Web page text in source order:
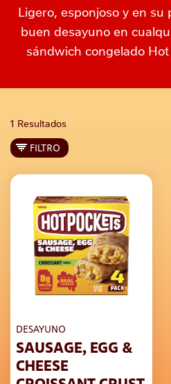
Ligero, esponjoso y en
buen desayuno en
sándwich congelado
1 Resultados
FILTRO
DESAYUNO
SAUSAGE, EGG &
CHEESE